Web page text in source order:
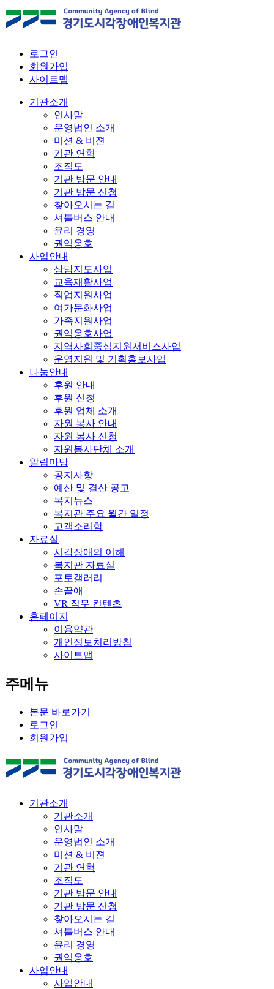
로그인
회원가입
사이트맵
기관소개
인사말
운영법인 소개
미션 & 비젼
기관 연혁
조직도
기관 방문 안내
기관 방문 신청
찾아오시는 길
셔틀버스 안내
윤리 경영
권익옹호
사업안내
상담지도사업
교육재활사업
직업지원사업
여가문화사업
가족지원사업
권익옹호사업
지역사회중심지원서비스사업
운영지원 및 기획홍보사업
나눔안내
후원 안내
후원 신청
후원 업체 소개
자원 봉사 안내
자원 봉사 신청
자원봉사단체 소개
알림마당
공지사항
예산 및 결산 공고
복지뉴스
복지관 주요 월간 일정
고객소리함
자료실
시각장애의 이해
복지관 자료실
포토갤러리
손끝애
VR 직무 컨텐츠
홈페이지
이용약관
개인정보처리방침
사이트맵
주메뉴
본문 바로가기
로그인
회원가입
기관소개
기관소개
인사말
운영법인 소개
미션 & 비젼
기관 연혁
조직도
기관 방문 안내
기관 방문 신청
찾아오시는 길
셔틀버스 안내
윤리 경영
권익옹호
사업안내
사업안내